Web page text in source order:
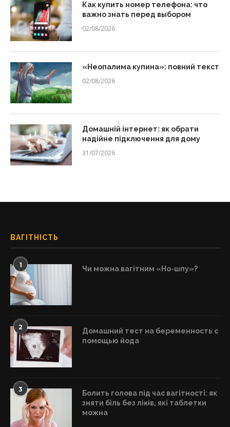
Как купить номер телефона: что
важно знать перед выбором
02/08/2026
«Неопалима купина»: повний текст
02/08/2026
Домашній інтернет: як обрати
надійне підключення для дому
31/07/2026
ВАГІТНІСТЬ
1 Чи можна вагітним «Но-шпу»?
2
Домашний тест на беременность с
помощью йода
3
Болить голова під час вагітності: як
зняти біль без ліків, які таблетки
можна